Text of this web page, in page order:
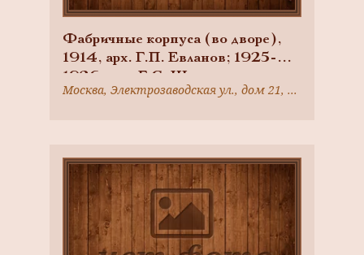
Фабричные корпуса (во дворе),
1914, арх. Г.П. Евланов; 1925-
1926, арх. Г.С. Шиханов,
ансамбль фабрики ТовариществаМосква, Электрозаводская ул., дом 21, корпус 3